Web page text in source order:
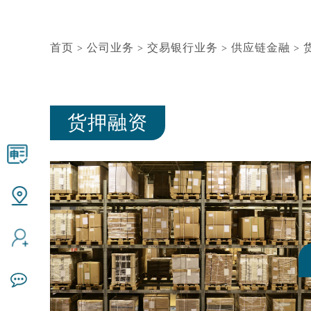
首页 > 公司业务 > 交易银行业务 > 供应链金融 >
货押融资